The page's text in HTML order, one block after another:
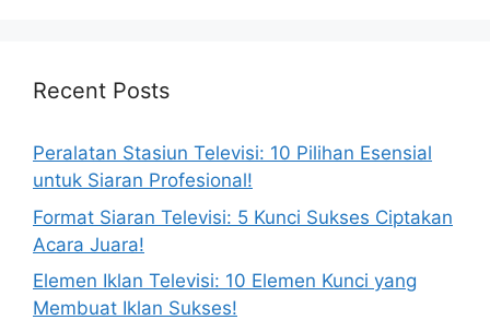
Recent Posts
Peralatan Stasiun Televisi: 10 Pilihan Esensial
untuk Siaran Profesional!
Format Siaran Televisi: 5 Kunci Sukses Ciptakan
Acara Juara!
Elemen Iklan Televisi: 10 Elemen Kunci yang
Membuat Iklan Sukses!